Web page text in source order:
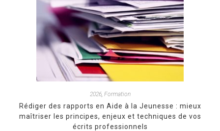
2026, Formation
Rédiger des rapports en Aide à la Jeunesse : mieux
maîtriser les principes, enjeux et techniques de vos
écrits professionnels